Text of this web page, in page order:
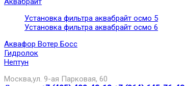
Установка фильтра аквабрайт осмо 5
Установка фильтра аквабрайт осмо 6
Аквафор Вотер Босс
Гидролок
Нептун
Москва,ул. 9-ая Парковая, 60